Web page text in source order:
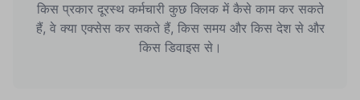
किस प्रकार दूरस्थ कर्मचारी कुछ क्लिक में कैसे काम कर सकते
हैं, वे क्या एक्सेस कर सकते हैं, किस समय और किस देश से और
किस डिवाइस से।